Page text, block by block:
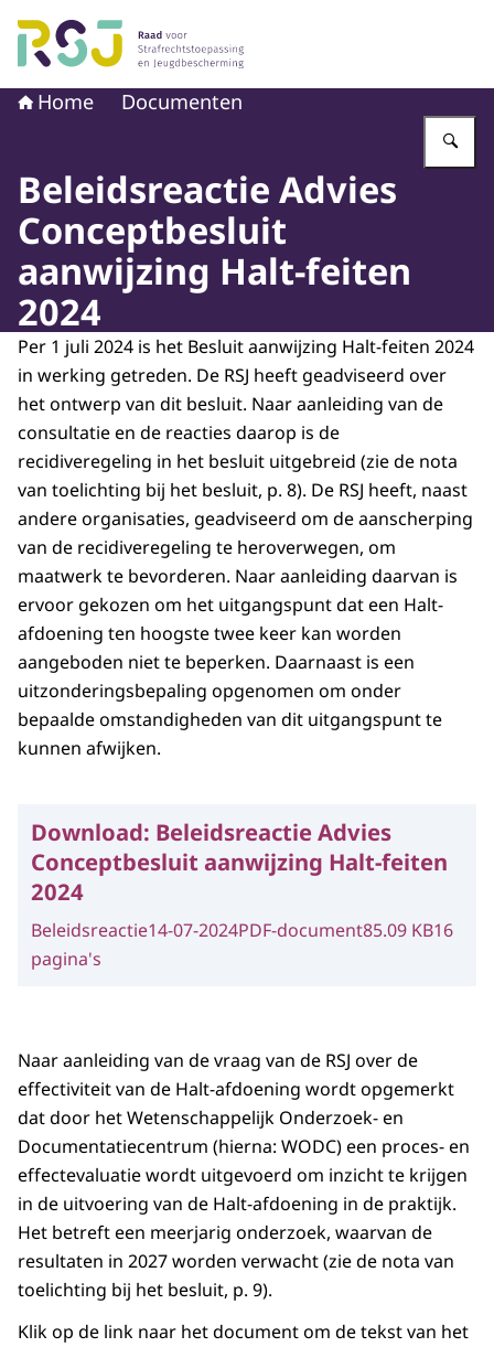
Naar de homepage van Raad voor
Home Documenten
Beleidsreactie Advies
Conceptbesluit
aanwijzing Halt-feiten
2024
Per 1 juli 2024 is het Besluit aanwijzing Halt-feiten 2024
in werking getreden. De RSJ heeft geadviseerd over
het ontwerp van dit besluit. Naar aanleiding van de
consultatie en de reacties daarop is de
recidiveregeling in het besluit uitgebreid (zie de nota
van toelichting bij het besluit, p. 8). De RSJ heeft, naast
andere organisaties, geadviseerd om de aanscherping
van de recidiveregeling te heroverwegen, om
maatwerk te bevorderen. Naar aanleiding daarvan is
ervoor gekozen om het uitgangspunt dat een Halt-
afdoening ten hoogste twee keer kan worden
aangeboden niet te beperken. Daarnaast is een
uitzonderingsbepaling opgenomen om onder
bepaalde omstandigheden van dit uitgangspunt te
kunnen afwijken.
Download: Beleidsreactie Advies
Conceptbesluit aanwijzing Halt-feiten
2024
Beleidsreactie14-07-2024PDF-document85.09 KB16
pagina's
Naar aanleiding van de vraag van de RSJ over de
effectiviteit van de Halt-afdoening wordt opgemerkt
dat door het Wetenschappelijk Onderzoek- en
Documentatiecentrum (hierna: WODC) een proces- en
effectevaluatie wordt uitgevoerd om inzicht te krijgen
in de uitvoering van de Halt-afdoening in de praktijk.
Het betreft een meerjarig onderzoek, waarvan de
resultaten in 2027 worden verwacht (zie de nota van
toelichting bij het besluit, p. 9).
Klik op de link naar het document om de tekst van het